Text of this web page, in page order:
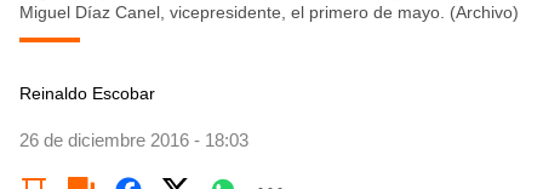
Miguel Díaz Canel, vicepresidente, el primero de mayo. (Archivo)
Reinaldo Escobar
26 de diciembre 2016 - 18:03